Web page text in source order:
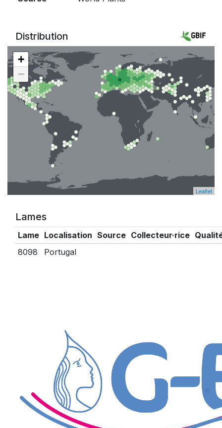
Distribution
+
−
Leaflet
Lames
Lame Localisation Source Collecteur·rice
8098
Portugal